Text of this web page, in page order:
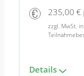
235,00 €
zzgl. MwSt.
Details